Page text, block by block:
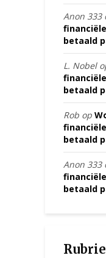
Anon 333
betaald
L. Nobel
betaald
Rob op
betaald
Anon 333
betaald